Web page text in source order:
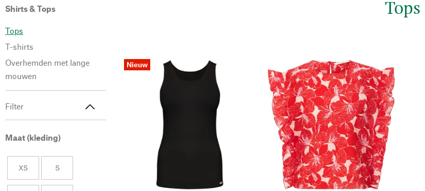
Shirts & Tops
Tops
T-shirts
Overhemden met lange
mouwen
Filter
Maat (kleding)
XS S
Tops
Nieuw